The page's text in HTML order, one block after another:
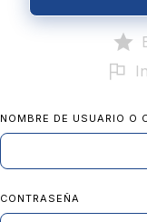
NOMBRE DE USUARIO O
CONTRASEÑA